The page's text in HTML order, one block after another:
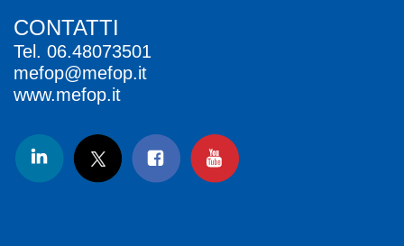
CONTATTI
Tel. 06.48073501
mefop@mefop.it
www.mefop.it